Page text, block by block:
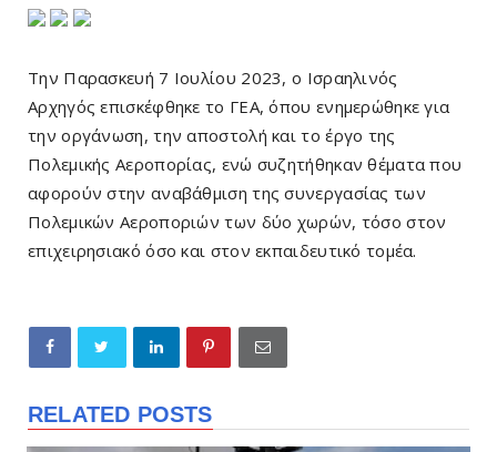
Την Παρασκευή 7 Ιουλίου 2023, ο Ισραηλινός
Αρχηγός επισκέφθηκε το ΓΕΑ, όπου ενημερώθηκε για
την οργάνωση, την αποστολή και το έργο της
Πολεμικής Αεροπορίας, ενώ συζητήθηκαν θέματα που
αφορούν στην αναβάθμιση της συνεργασίας των
Πολεμικών Αεροποριών των δύο χωρών, τόσο στον
επιχειρησιακό όσο και στον εκπαιδευτικό τομέα.
RELATED POSTS